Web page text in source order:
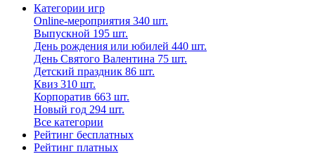
Категории игр
Online-мероприятия 340 шт.
Выпускной 195 шт.
День рождения или юбилей 440 шт.
День Святого Валентина 75 шт.
Детский праздник 86 шт.
Квиз 310 шт.
Корпоратив 663 шт.
Новый год 294 шт.
Все категории
Рейтинг бесплатных
Рейтинг платных